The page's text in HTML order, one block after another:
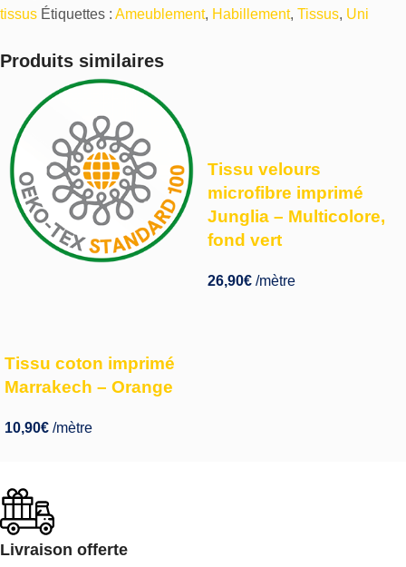
tissus Étiquettes : Ameublement, Habillement, Tissus, Uni
Produits similaires
Tissu coton imprimé
Marrakech – Orange
10,90€ /mètre
Tissu velours
microfibre imprimé
Junglia – Multicolore,
fond vert
26,90€ /mètre
Livraison offerte